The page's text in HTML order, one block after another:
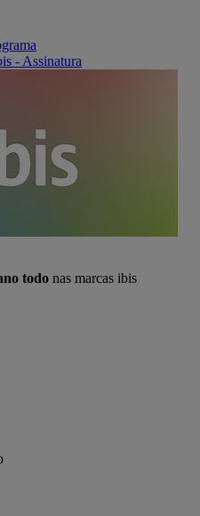
- Assinatura
todo nas marcas ibis